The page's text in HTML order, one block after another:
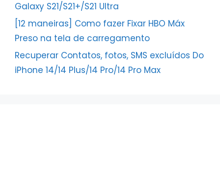
Galaxy S21/S21+/S21 Ultra
[12 maneiras] Como fazer Fixar HBO Máx
Preso na tela de carregamento
Recuperar Contatos, fotos, SMS excluídos Do
iPhone 14/14 Plus/14 Pro/14 Pro Max